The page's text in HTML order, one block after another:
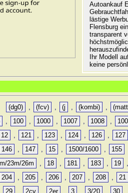
Autoankauf
lästige
Flensburg
transparent
Ihr Modell
keine
(dg0) , (fcv) , (j , (kombi) ,
, 100 , 1000 , 1007 , 1008 ,
12 , 121 , 123 , 124 , 126 ,
127
146 , 147 , 15 , 1500/1600 , 155
23m/26m
, 18 , 181 , 183 , 19
204 , 205 , 206 , 207 , 208 ,
21
29 2cv 2er 3 3/20 30